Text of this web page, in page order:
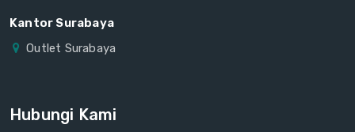
Kantor Surabaya
Outlet Surabaya
Hubungi Kami